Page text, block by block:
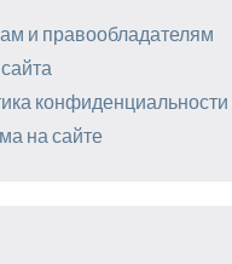
и правообладателям
конфиденциальности
на сайте